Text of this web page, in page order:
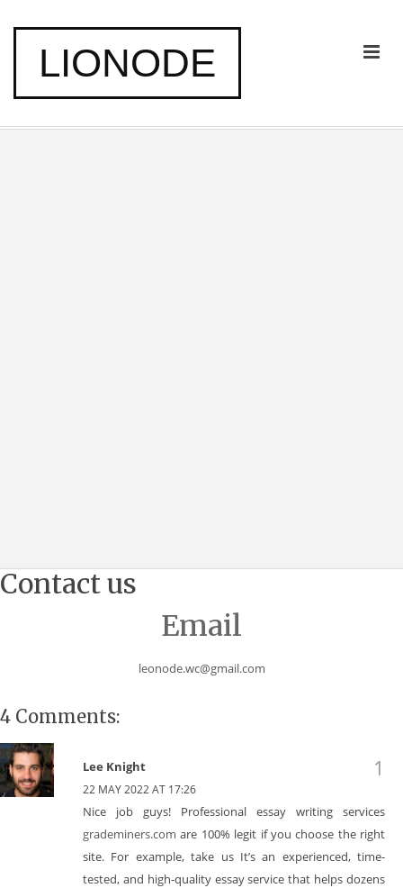
LIONODE
Contact us
Email
leonode.wc@gmail.com
4 Comments:
Lee Knight
22 MAY 2022 AT 17:26
Nice job guys! Professional essay writing services
grademiners.com are 100% legit if you choose the right
site. For example, take us It’s an experienced, time-
tested, and high-quality essay service that helps dozens